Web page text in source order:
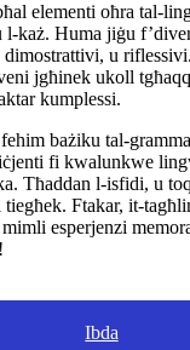
elementi oħra tal-
l-każ. Huma jiġu
dimostrattivi, u
jgħinek ukoll
kumplessi.
bażiku tal-
fi kwalunkwe
Tħaddan l-isfidi, u
Ftakar, it-
esperjenzi
Ibda